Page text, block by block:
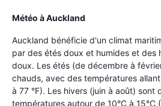
Météo à Auckland
Auckland bénéficie d'un climat
par des étés doux et humides et des
doux. Les étés (de décembre à
chauds, avec des températures
à 77 °F). Les hivers (juin à août) sont
températures autour de 10°C à 15°C